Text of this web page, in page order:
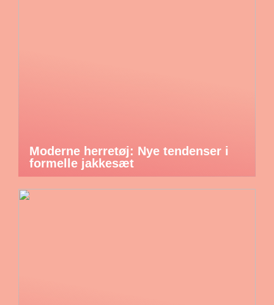
Moderne herretøj: Nye tendenser i
formelle jakkesæt